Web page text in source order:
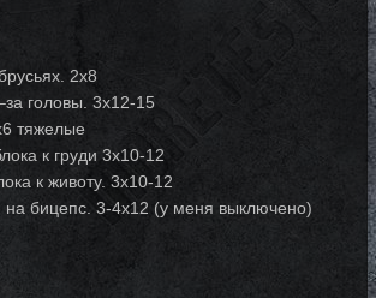
2х8
головы. 3х12-15
тяжелые
к груди 3х10-12
к животу. 3х10-12
бицепс. 3-4х12 (у меня выключено)